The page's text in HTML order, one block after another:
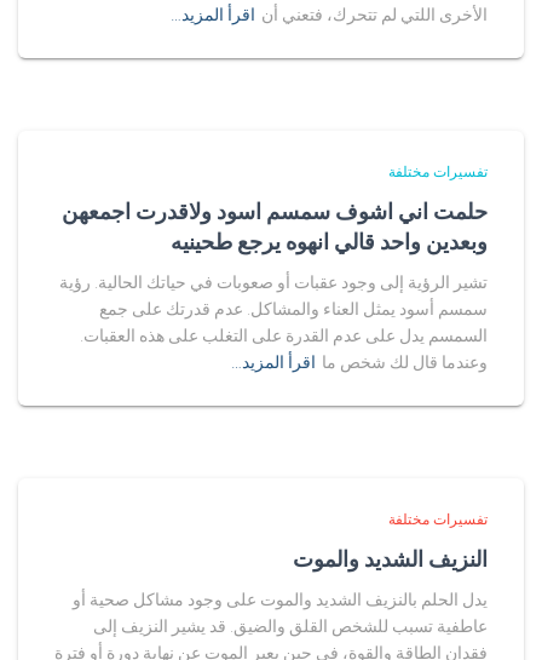
الأخرى اللتي لم تتحرك، فتعني أن اقرأ المزيد…
تفسيرات مختلفة
حلمت اني اشوف سمسم اسود ولاقدرت اجمعهن
وبعدين واحد قالي انهوه يرجع طحينيه
تشير الرؤية إلى وجود عقبات أو صعوبات في حياتك الحالية. رؤية
سمسم أسود يمثل العناء والمشاكل. عدم قدرتك على جمع
السمسم يدل على عدم القدرة على التغلب على هذه العقبات.
وعندما قال لك شخص ما اقرأ المزيد…
تفسيرات مختلفة
النزيف الشديد والموت
يدل الحلم بالنزيف الشديد والموت على وجود مشاكل صحية أو
عاطفية تسبب للشخص القلق والضيق. قد يشير النزيف إلى
فقدان الطاقة والقوة، في حين يعبر الموت عن نهاية دورة أو فترة